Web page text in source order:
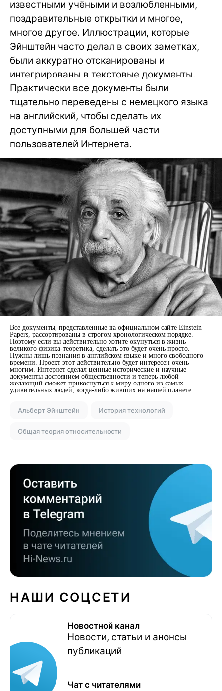
известными учёными и возлюбленными,
поздравительные открытки и многое,
многое другое. Иллюстрации, которые
Эйнштейн часто делал в своих заметках,
были аккуратно отсканированы и
интегрированы в текстовые документы.
Практически все документы были
тщательно переведены с немецкого языка
на английский, чтобы сделать их
доступными для большей части
пользователей Интернета.
Все документы, представленные на официальном сайте Einstein
Papers, рассортированы в строгом хронологическом порядке.
Поэтому если вы действительно хотите окунуться в жизнь
великого физика-теоретика, сделать это будет очень просто.
Нужны лишь познания в английском языке и много свободного
времени. Проект этот действительно будет интересен очень
многим. Интернет сделал ценные исторические и научные
документы достоянием общественности и теперь любой
желающий сможет прикоснуться к миру одного из самых
удивительных людей, когда-либо живших на нашей планете.
Альберт Эйнштейн История технологий
Общая теория относительности
НАШИ СОЦСЕТИ
Новостной канал
Новости, статьи и анонсы
публикаций
Чат с читателями